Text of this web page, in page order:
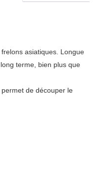
asiatiques. Longue
terme, bien plus que
de découper le